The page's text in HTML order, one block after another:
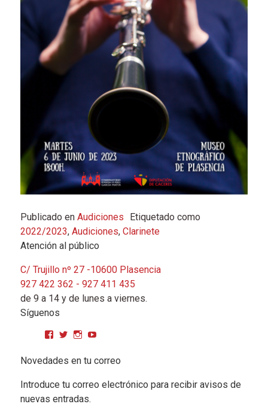
Publicado en Audiciones
Etiquetado como
2022/2023, Audiciones, Clarinete
Atención al público
C/ Trujillo nº 27 -10600 Plasencia
927 422 362 - 927 411 435
de 9 a 14 y de lunes a viernes.
Síguenos
Ver perfil de CPMGarciaMatos en Facebook
Ver perfil de cpmgarciamatos en Twitter
Ver perfil de cpmgarciamatos en Instagram
YouTube
Novedades en tu correo
Introduce tu correo electrónico para recibir avisos de
nuevas entradas.